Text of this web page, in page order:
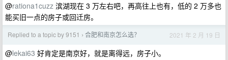
@rationa1cuzz 滨湖现在 3 万左右吧，再高往上也有，低的 2 万多也
能买旧一点的房子或回迁房。
Replied to a topic by 9151 › 合肥和南京怎么选？ 2021 年 2 月 19 日
@lekai63 好肯定是南京好，就是离得远，房子小。